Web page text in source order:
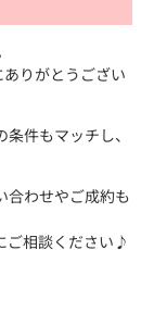
りがとうござい
条件もマッチし、
合わせやご成約も
ご相談ください♪